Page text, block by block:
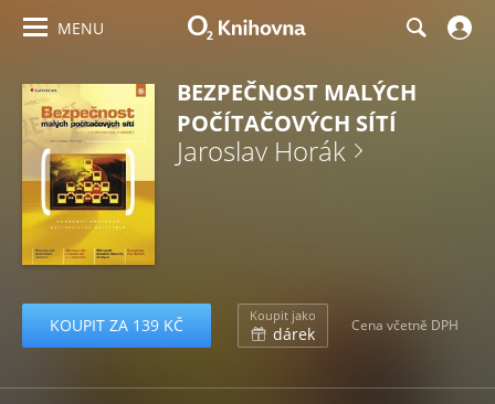
MENU
BEZPEČNOST MALÝCH
POČÍTAČOVÝCH SÍTÍ
Jaroslav Horák
KOUPIT ZA 139 KČ Koupit jako
dárek Cena včetně DPH